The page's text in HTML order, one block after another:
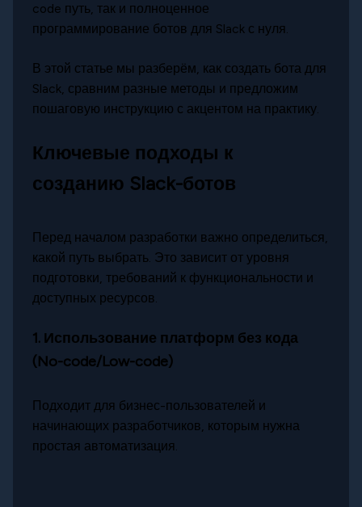
code путь, так и полноценное
программирование ботов для Slack с нуля.
В этой статье мы разберём, как создать бота для
Slack, сравним разные методы и предложим
пошаговую инструкцию с акцентом на практику.
Ключевые подходы к
созданию Slack-ботов
Перед началом разработки важно определиться,
какой путь выбрать. Это зависит от уровня
подготовки, требований к функциональности и
доступных ресурсов.
1. Использование платформ без кода
(No-code/Low-code)
Подходит для бизнес-пользователей и
начинающих разработчиков, которым нужна
простая автоматизация.